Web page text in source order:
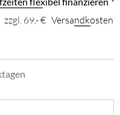
zzgl. 69,- € Versandkosten